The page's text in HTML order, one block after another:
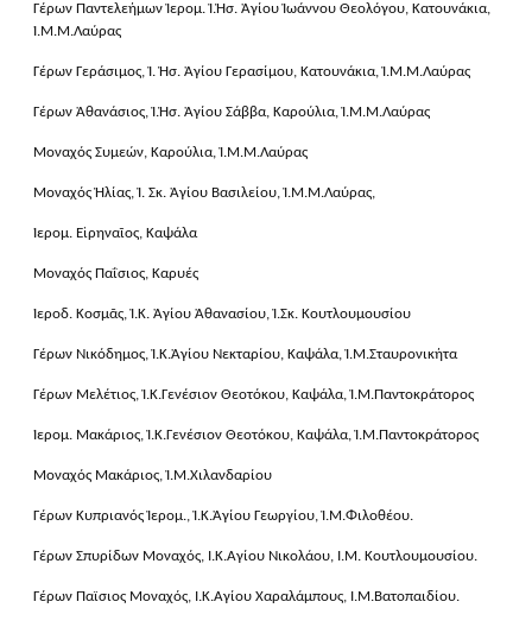
Γέρων Παντελεήμων Ἱερομ. Ἱ.Ἠσ. Ἁγίου Ἰωάννου Θεολόγου, Κατουνάκια,
Ἱ.Μ.Μ.Λαύρας
Γέρων Γεράσιμος, Ἱ. Ἠσ. Ἁγίου Γερασίμου, Κατουνάκια, Ἱ.Μ.Μ.Λαύρας
Γέρων Ἀθανάσιος, Ἱ.Ἠσ. Ἁγίου Σάββα, Καρούλια, Ἱ.Μ.Μ.Λαύρας
Μοναχός Συμεών, Καρούλια, Ἱ.Μ.Μ.Λαύρας
Μοναχός Ἠλίας, Ἱ. Σκ. Ἁγίου Βασιλείου, Ἱ.Μ.Μ.Λαύρας,
Ἱερομ. Εἰρηναῖος, Καψάλα
Μοναχός Παΐσιος, Καρυές
Ἱεροδ. Κοσμᾶς, Ἱ.Κ. Ἁγίου Ἀθανασίου, Ἱ.Σκ. Κουτλουμουσίου
Γέρων Νικόδημος, Ἱ.Κ.Ἁγίου Νεκταρίου, Καψάλα, Ἱ.Μ.Σταυρονικήτα
Γέρων Μελέτιος, Ἱ.Κ.Γενέσιον Θεοτόκου, Καψάλα, Ἱ.Μ.Παντοκράτορος
Ἱερομ. Μακάριος, Ἱ.Κ.Γενέσιον Θεοτόκου, Καψάλα, Ἱ.Μ.Παντοκράτορος
Μοναχός Μακάριος, Ἱ.Μ.Χιλανδαρίου
Γέρων Κυπριανός Ἱερομ., Ἱ.Κ.Ἁγίου Γεωργίου, Ἱ.Μ.Φιλοθέου.
Γέρων Σπυρίδων Μοναχός, Ι.Κ.Αγίου Νικολάου, Ι.Μ. Κουτλουμουσίου.
Γέρων Παϊσιος Μοναχός, Ι.Κ.Αγίου Χαραλάμπους, Ι.Μ.Βατοπαιδίου.